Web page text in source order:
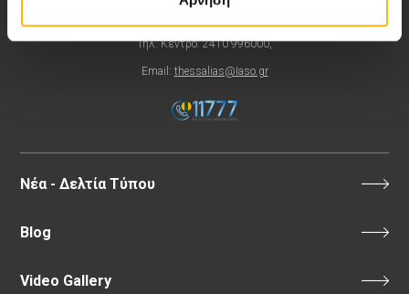
Τηλ. Κέντρο: 2410 996000,
Email: thessalias@Iaso.gr
Νέα - Δελτία Τύπου
Blog
Video Gallery